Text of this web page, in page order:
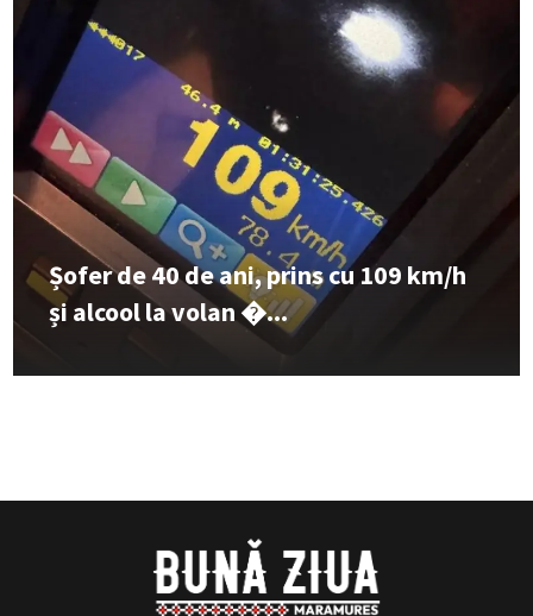
Șofer de 40 de ani, prins cu 109 km/h
și alcool la volan �...